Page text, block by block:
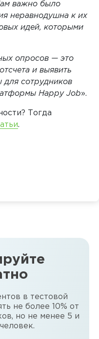
важно было
неравнодушна к их
идей, которыми
опросов — это
и выявить
сотрудников
Happy Job».
Тогда
.
в тестовой
не более 10% от
но не менее 5 и